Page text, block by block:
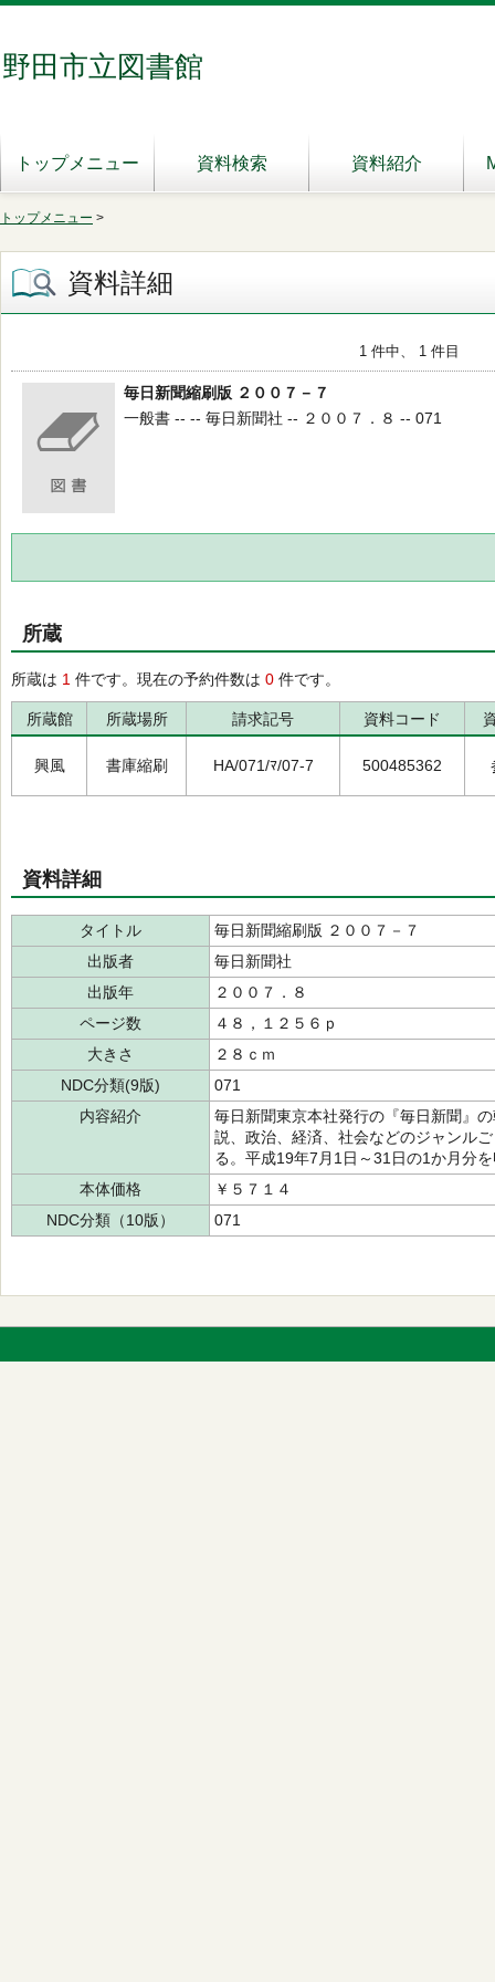
野田市立図書館
トップメニュー 資料検索 資料紹介
トップメニュー >
資料詳細
1 件中、 1 件目
毎日新聞縮刷版 ２００７－７
一般書 -- -- 毎日新聞社 -- ２００７．８ -- 071
所蔵
所蔵は 1 件です。現在の予約件数は 0 件です。
所蔵館 所蔵場所 請求記号 資料コード
興風 書庫縮刷 HA/071/ﾏ/07-7 500485362
資料詳細
タイトル
毎日新聞縮刷版 ２００７－７
出版者
毎日新聞社
出版年
２００７．８
ページ数
４８，１２５６ｐ
大きさ
２８ｃｍ
NDC分類(9版)
071
内容紹介
毎日新聞東京本社発行の『毎日新聞』
説、政治、経済、社会などのジャンル
る。平成19年7月1日～31日の1か月分
本体価格
￥５７１４
NDC分類（10版）
071